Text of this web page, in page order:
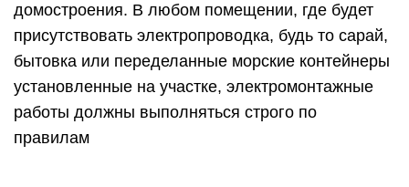
домостроения. В любом помещении, где будет
присутствовать электропроводка, будь то сарай,
бытовка или переделанные морские контейнеры
установленные на участке, электромонтажные
работы должны выполняться строго по
правилам